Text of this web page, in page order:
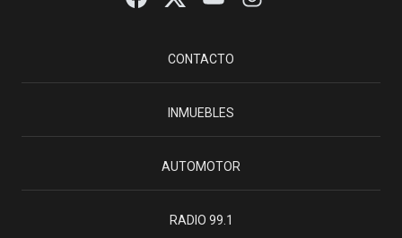
CONTACTO
INMUEBLES
AUTOMOTOR
RADIO 99.1